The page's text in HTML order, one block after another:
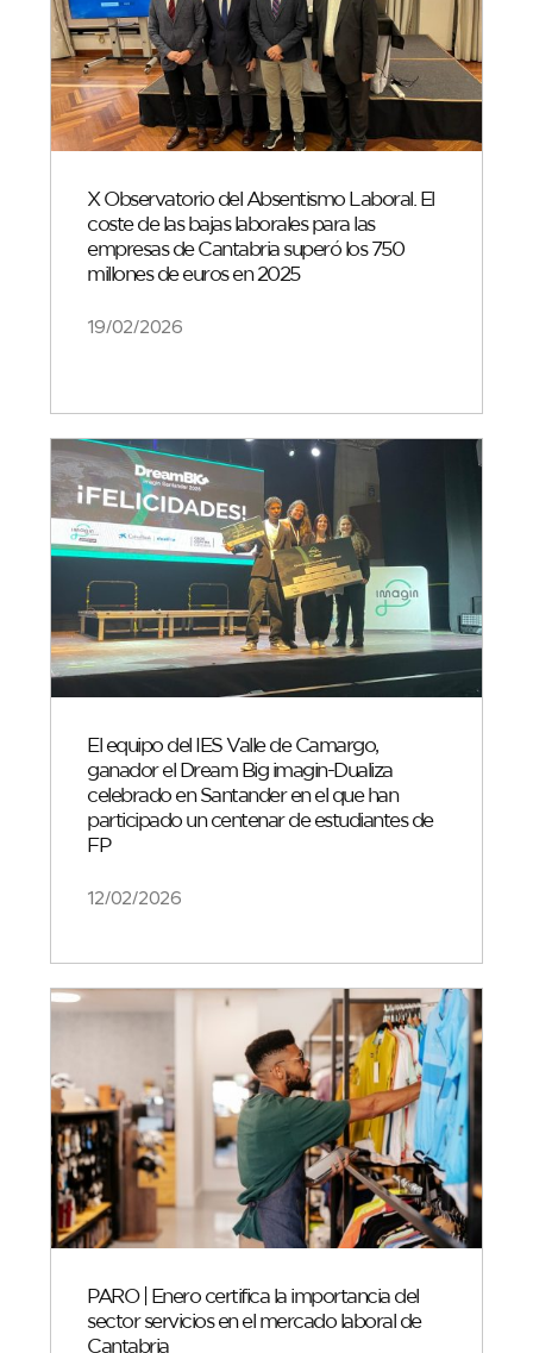
X Observatorio del Absentismo Laboral. El
coste de las bajas laborales para las
empresas de Cantabria superó los 750
millones de euros en 2025
19/02/2026
El equipo del IES Valle de Camargo,
ganador el Dream Big imagin-Dualiza
celebrado en Santander en el que han
participado un centenar de estudiantes de
FP
12/02/2026
PARO | Enero certifica la importancia del
sector servicios en el mercado laboral de
Cantabria